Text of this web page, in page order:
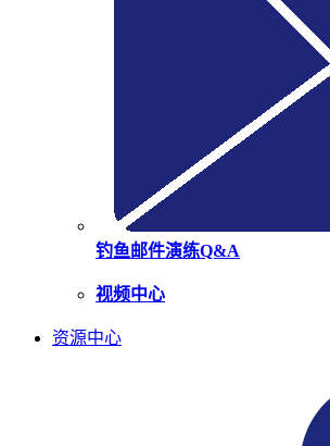
钓鱼邮件演练Q&A
视频中心
资源中心